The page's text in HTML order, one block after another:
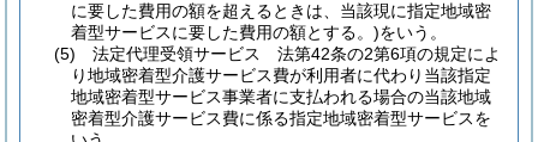
に要した費用の額を超えるときは、当該現に指定地域密
着型サービスに要した費用の額とする。)をいう。
(5)
法定代理受領サービス 法第42条の2第6項の規定によ
り地域密着型介護サービス費が利用者に代わり当該指定
地域密着型サービス事業者に支払われる場合の当該地域
密着型介護サービス費に係る指定地域密着型サービスを